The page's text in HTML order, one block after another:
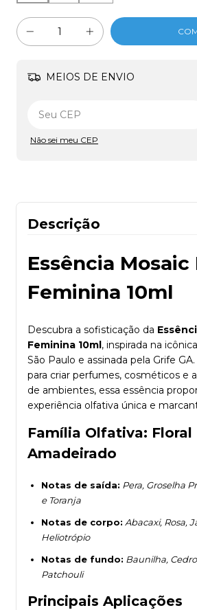
MEIOS DE ENVIO
Não sei meu CEP
Descrição
Essência Mosaic
Feminina 10ml
Descubra a sofisticação da
Feminina 10ml, inspirada na
São Paulo e assinada pela Grife
para criar perfumes, cosméticos e
de ambientes, essa essência
experiência olfativa única e
Família Olfativa: Floral
Amadeirado
Notas de saída: Pera, Groselha
e Toranja
Notas de corpo: Abacaxi, Rosa,
Heliotrópio
Notas de fundo: Baunilha,
Patchouli
Principais Aplicações